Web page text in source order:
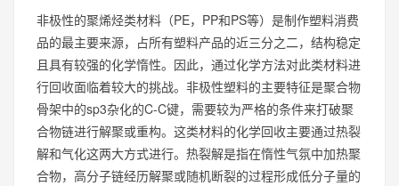
非极性的聚烯烃类材料（PE，PP和PS等）是制作塑料消费
品的最主要来源，占所有塑料产品的近三分之二，结构稳定
且具有较强的化学惰性。因此，通过化学方法对此类材料进
行回收面临着较大的挑战。非极性塑料的主要特征是聚合物
骨架中的sp3杂化的C-C键，需要较为严格的条件来打破聚
合物链进行解聚或重构。这类材料的化学回收主要通过热裂
解和气化这两大方式进行。热裂解是指在惰性气氛中加热聚
合物，高分子链经历解聚或随机断裂的过程形成低分子量的